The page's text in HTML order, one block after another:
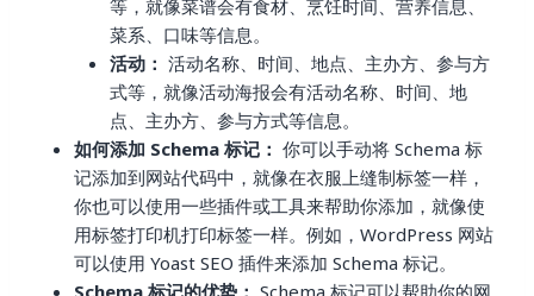
等，就像菜谱会有食材、烹饪时间、营养信息、
菜系、口味等信息。
活动： 活动名称、时间、地点、主办方、参与方
式等，就像活动海报会有活动名称、时间、地
点、主办方、参与方式等信息。
如何添加 Schema 标记： 你可以手动将 Schema 标
记添加到网站代码中，就像在衣服上缝制标签一样，
你也可以使用一些插件或工具来帮助你添加，就像使
用标签打印机打印标签一样。例如，WordPress 网站
可以使用 Yoast SEO 插件来添加 Schema 标记。
Schema 标记的优势： Schema 标记可以帮助你的网